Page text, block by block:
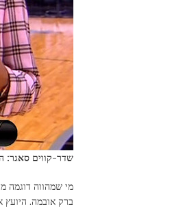
שדר-קווים סאגר:
מי שמהווה דוגמה
ברק אובמה. היועץ